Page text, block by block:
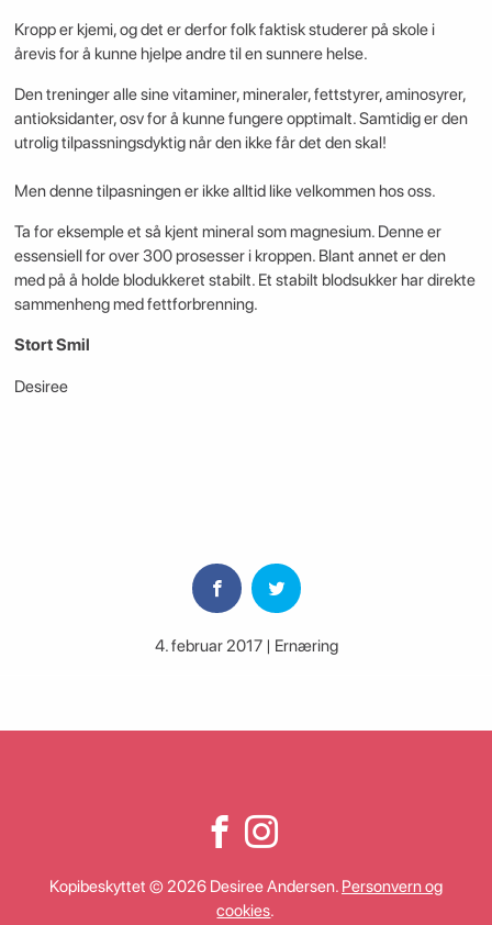
Kropp er kjemi, og det er derfor folk faktisk studerer på skole i
årevis for å kunne hjelpe andre til en sunnere helse.
Den treninger alle sine vitaminer, mineraler, fettstyrer, aminosyrer,
antioksidanter, osv for å kunne fungere opptimalt. Samtidig er den
utrolig tilpassningsdyktig når den ikke får det den skal!
Men denne tilpasningen er ikke alltid like velkommen hos oss.
Ta for eksemple et så kjent mineral som magnesium. Denne er
essensiell for over 300 prosesser i kroppen. Blant annet er den
med på å holde blodukkeret stabilt. Et stabilt blodsukker har direkte
sammenheng med fettforbrenning.
Stort Smil
Desiree
4. februar 2017 | Ernæring
Kopibeskyttet © 2026 Desiree Andersen. Personvern og
cookies.